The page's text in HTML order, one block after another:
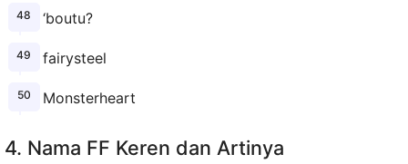
‘boutu?
fairysteel
Monsterheart
4. Nama FF Keren dan Artinya